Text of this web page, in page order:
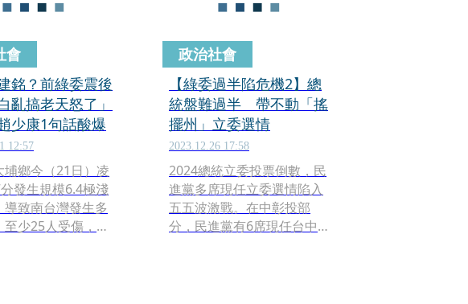
更專注市政回報市
會
銘？前綠委震後
亂搞老天怒了」
康1句話酸爆
12:57
埔鄉今（21日）凌
發生規模6.4極淺
導致南台灣發生多
至少25人受傷，所
政治社會
【綠委過半陷危機2】總
統盤難過半 帶不動「搖
擺州」立委選情
2023.12.26 17:58
2024總統立委投票倒數，民
進黨多席現任立委選情陷入
五五波激戰。在中彰投部
分，民進黨有6席現任台中立